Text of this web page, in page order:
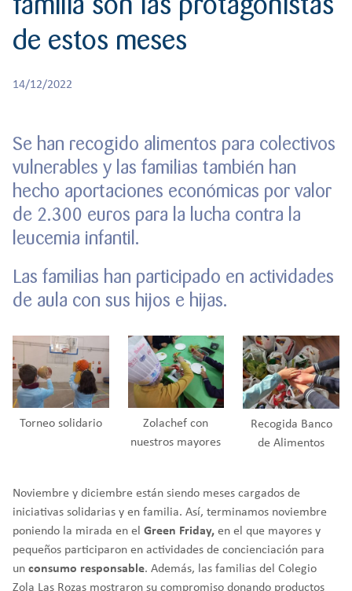
Orientación familiar
CREATIVIDAD
BACHILLERATO
de estos meses
14/12/2022
Se han recogido alimentos para colectivos
vulnerables y las familias también han
hecho aportaciones económicas por valor
de 2.300 euros para la lucha contra la
leucemia infantil.
Las familias han participado en actividades
de aula con sus hijos e hijas.
Torneo solidario
Zolachef con
nuestros mayores
Recogida Banco
de Alimentos
Noviembre y diciembre están siendo meses cargados de
iniciativas solidarias y en familia. Así, terminamos noviembre
poniendo la mirada en el Green Friday, en el que mayores y
pequeños participaron en actividades de concienciación para
un consumo responsable. Además, las familias del Colegio
Zola Las Rozas mostraron su compromiso donando productos